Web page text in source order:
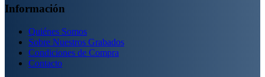
Información
Quiénes Somos
Sobre Nuestros Grabados
Condiciones de Compra
Contacto